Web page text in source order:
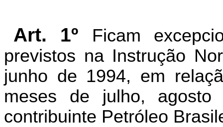
Art. 1º
Ficam
previstos na Instrução
junho de 1994, em
meses de julho,
contribuinte Petróleo